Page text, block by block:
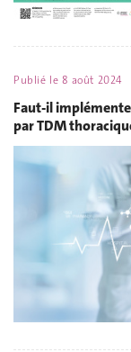
Publié le 8 août 2024
Faut-il
par TDM